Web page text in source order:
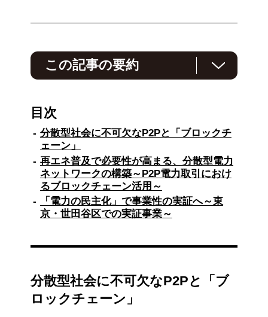
この記事の要約
えてきたブロックチェーン。電力供給という社
会課題においても、ブロックチェーン技術を活
用した電力の地産地消の実現を目指す実証実験
が始まっています。ブロックチェーンで実現す
るこうした仕組みによって、社会にどのような
価値がもたらされ、企業はどうそこに事業貢献
できるのか、事例を踏まえてご紹介します。
目次
分散型社会に不可欠なP2Pと「ブロックチ
ェーン」
再エネ普及で必要性が高まる、分散型電力
ネットワークの構築～P2P電力取引におけ
るブロックチェーン活用～
「電力の民主化」で事業性の実証へ～東
京・世田谷区での実証事業～
分散型社会に不可欠なP2Pと「ブ
ロックチェーン」